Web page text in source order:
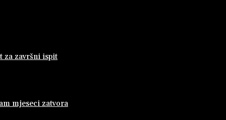
za završni ispit
mjeseci zatvora